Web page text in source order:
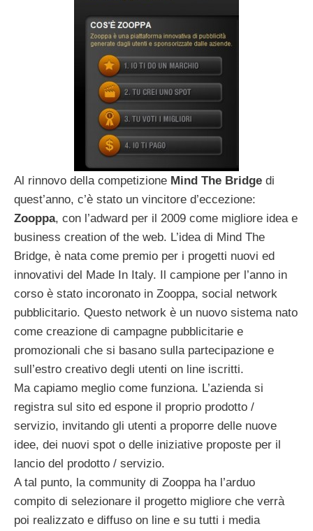
Al rinnovo della competizione Mind The Bridge di
quest’anno, c’è stato un vincitore d’eccezione:
Zooppa, con l’adward per il 2009 come migliore idea e
business creation of the web. L’idea di Mind The
Bridge, è nata come premio per i progetti nuovi ed
innovativi del Made In Italy. Il campione per l’anno in
corso è stato incoronato in Zooppa, social network
pubblicitario. Questo network è un nuovo sistema nato
come creazione di campagne pubblicitarie e
promozionali che si basano sulla partecipazione e
sull’estro creativo degli utenti on line iscritti.
Ma capiamo meglio come funziona. L’azienda si
registra sul sito ed espone il proprio prodotto /
servizio, invitando gli utenti a proporre delle nuove
idee, dei nuovi spot o delle iniziative proposte per il
lancio del prodotto / servizio.
A tal punto, la community di Zooppa ha l’arduo
compito di selezionare il progetto migliore che verrà
poi realizzato e diffuso on line e su tutti i media